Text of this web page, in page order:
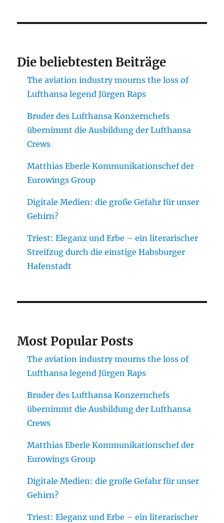
Die beliebtesten Beiträge
The aviation industry mourns the loss of
Lufthansa legend Jürgen Raps
Bruder des Lufthansa Konzernchefs
übernimmt die Ausbildung der Lufthansa
Crews
Matthias Eberle Kommunikationschef der
Eurowings Group
Digitale Medien: die große Gefahr für unser
Gehirn?
Triest: Eleganz und Erbe – ein literarischer
Streifzug durch die einstige Habsburger
Hafenstadt
Most Popular Posts
The aviation industry mourns the loss of
Lufthansa legend Jürgen Raps
Bruder des Lufthansa Konzernchefs
übernimmt die Ausbildung der Lufthansa
Crews
Matthias Eberle Kommunikationschef der
Eurowings Group
Digitale Medien: die große Gefahr für unser
Gehirn?
Triest: Eleganz und Erbe – ein literarischer